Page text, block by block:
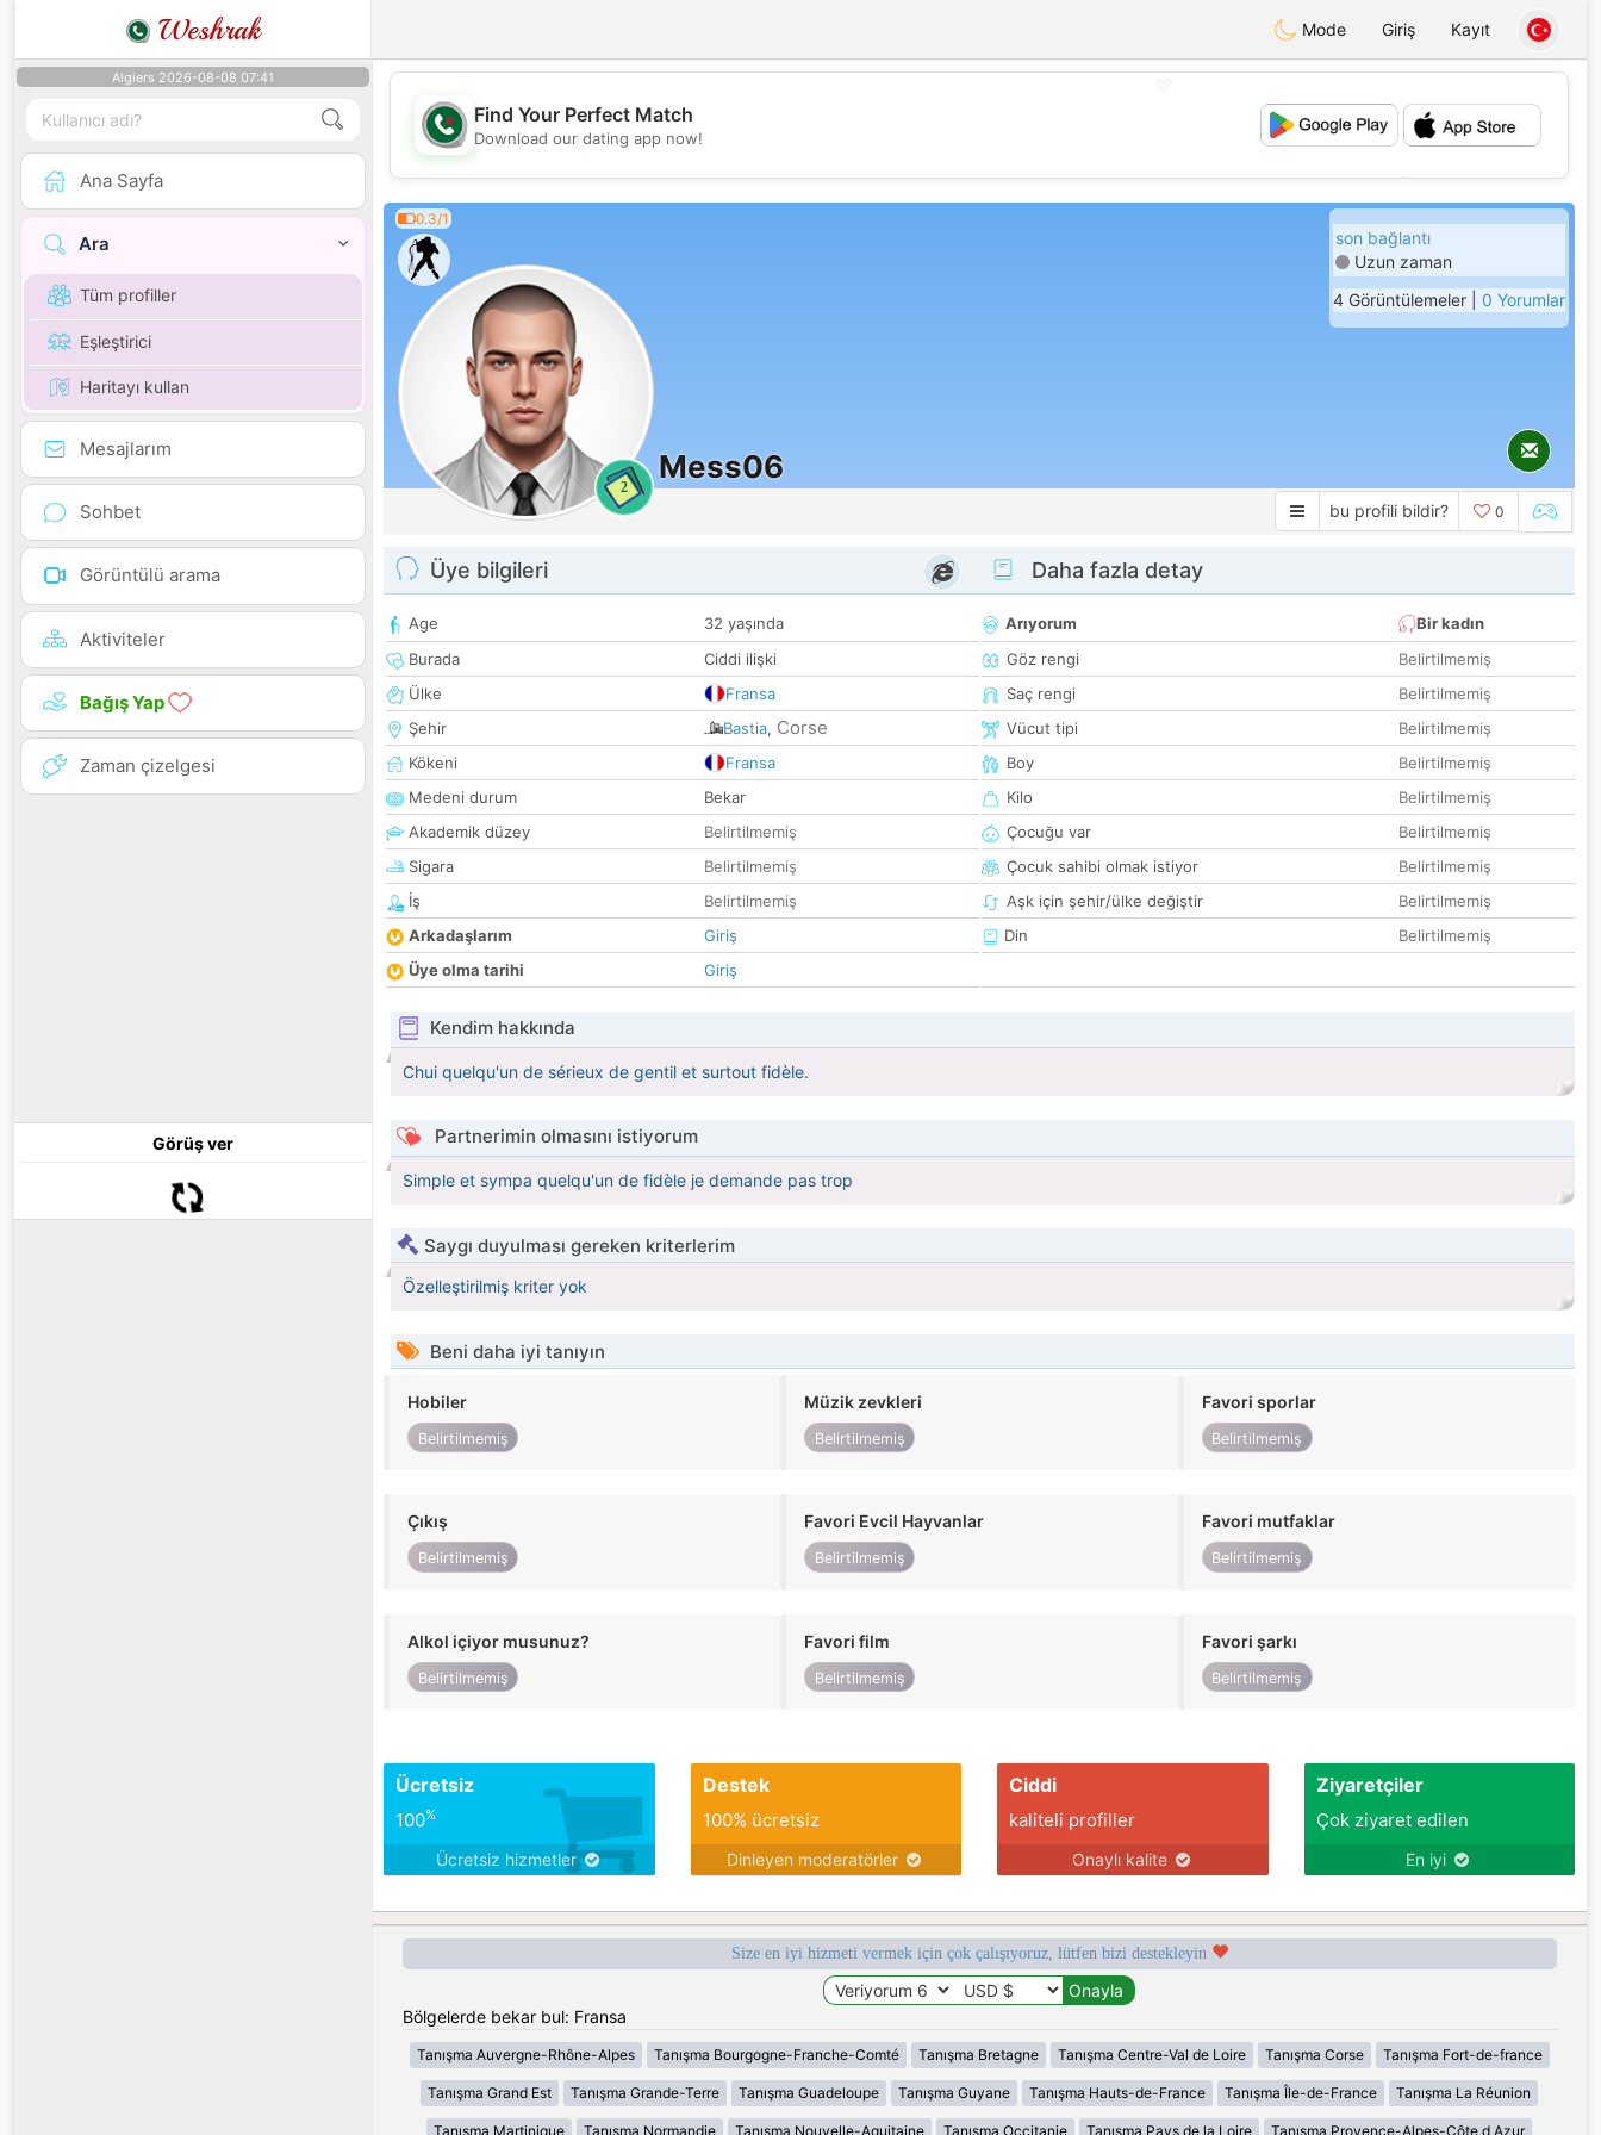
Weshrak Mode Giriş Kayıt
Algiers 2026-08-08 07:41
Ana Sayfa
Ara
Tüm profiller
Eşleştirici
Haritayı kullan
Mesajlarım
Sohbet
Görüntülü arama
Aktiviteler
Bağış Yap
Zaman çizelgesi
Görüş ver
💖
💕
Find Your Perfect Match
Download our dating app now!
0.3/1
2
Mess06
son bağlantı
Uzun zaman
4 Görüntülemeler | 0 Yorumlar
bu profili bildir? 0
Üye bilgileri
Age
32 yaşında
Burada
Ciddi ilişki
Ülke
Fransa
Şehir
Bastia, Corse
Kökeni
Fransa
Medeni durum
Bekar
Akademik düzey
Belirtilmemiş
Sigara
Belirtilmemiş
İş
Belirtilmemiş
Arkadaşlarım
Giriş
Üye olma tarihi
Giriş
Daha fazla detay
Arıyorum
Bir kadın
Göz rengi
Belirtilmemiş
Saç rengi
Belirtilmemiş
Vücut tipi
Belirtilmemiş
Boy
Belirtilmemiş
Kilo
Belirtilmemiş
Çocuğu var
Belirtilmemiş
Çocuk sahibi olmak istiyor
Belirtilmemiş
Aşk için şehir/ülke değiştir
Belirtilmemiş
Din
Belirtilmemiş
Kendim hakkında
Chui quelqu'un de sérieux de gentil et surtout fidèle.
Partnerimin olmasını istiyorum
Simple et sympa quelqu'un de fidèle je demande pas trop
Saygı duyulması gereken kriterlerim
Özelleştirilmiş kriter yok
Beni daha iyi tanıyın
Hobiler
Belirtilmemiş
Müzik zevkleri
Belirtilmemiş
Favori sporlar
Belirtilmemiş
Çıkış
Belirtilmemiş
Favori Evcil Hayvanlar
Belirtilmemiş
Favori mutfaklar
Belirtilmemiş
Alkol içiyor musunuz?
Belirtilmemiş
Favori film
Belirtilmemiş
Favori şarkı
Belirtilmemiş
Ücretsiz
100%
Ücretsiz hizmetler
Destek
100% ücretsiz
Dinleyen moderatörler
Ciddi
kaliteli profiller
Onaylı kalite
Ziyaretçiler
Çok ziyaret edilen
En iyi
Size en iyi hizmeti vermek için çok çalışıyoruz, lütfen bizi destekleyin
Bölgelerde bekar bul: Fransa
Tanışma Auvergne-Rhône-Alpes Tanışma Bourgogne-Franche-Comté Tanışma Bretagne Tanışma Centre-Val de Loire Tanışma Corse Tanışma Fort-de-france
Tanışma Grand Est Tanışma Grande-Terre Tanışma Guadeloupe Tanışma Guyane Tanışma Hauts-de-France Tanışma Île-de-France Tanışma La Réunion
Tanışma Martinique Tanışma Normandie Tanışma Nouvelle-Aquitaine Tanışma Occitanie Tanışma Pays de la Loire Tanışma Provence-Alpes-Côte d Azur